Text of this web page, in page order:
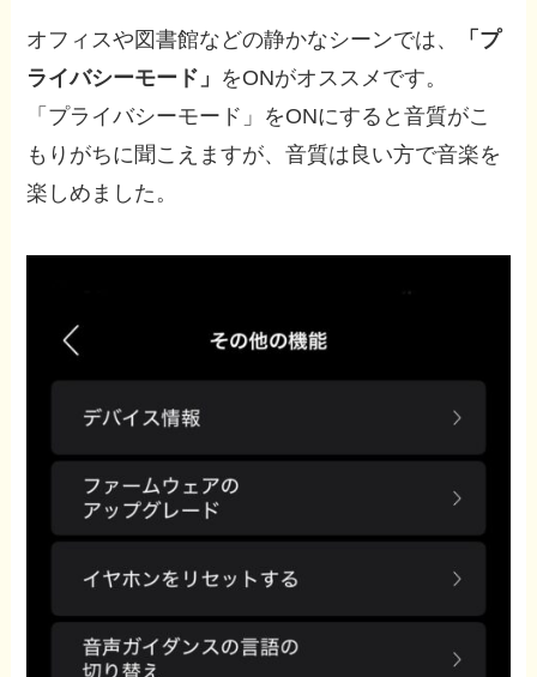
オフィスや図書館などの静かなシーンでは、
「プ
ライバシーモード」 をONがオススメです。
「プライバシーモード」をONにすると音質がこ
もりがちに聞こえますが、音質は良い方で音楽を
楽しめました。